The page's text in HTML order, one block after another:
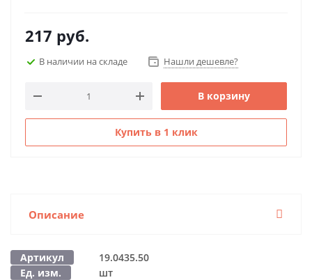
217 руб.
В наличии на складе Нашли дешевле?
В корзину
Купить в 1 клик
Описание
Артикул
19.0435.50
Ед. изм.
шт